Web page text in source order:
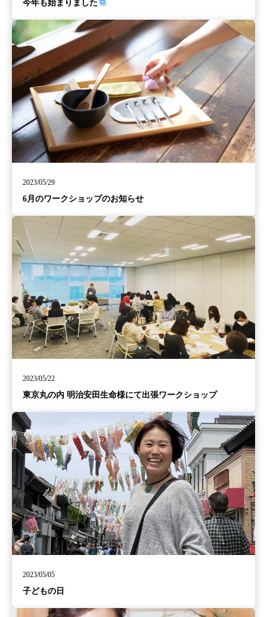
今年も始まりました
2023/05/29
6月のワークショップのお知らせ
2023/05/22
東京丸の内 明治安田生命様にて出張ワークショップ
2023/05/05
子どもの日